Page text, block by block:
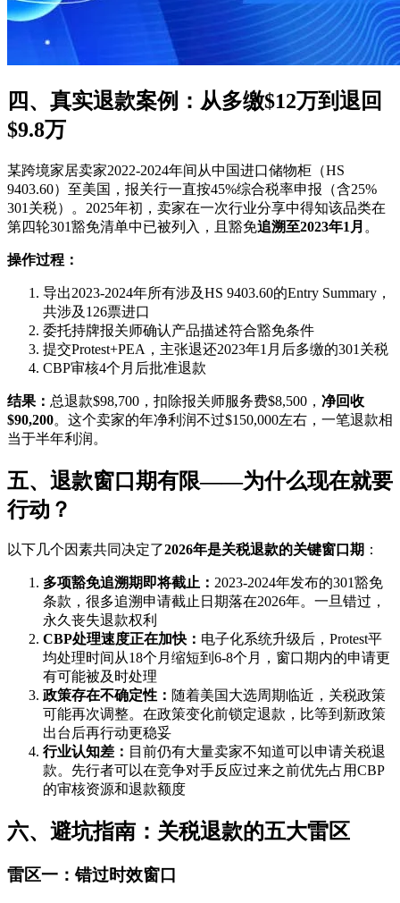
四、真实退款案例：从多缴$12万到退回
$9.8万
某跨境家居卖家2022-2024年间从中国进口储物柜（HS
9403.60）至美国，报关行一直按45%综合税率申报（含25%
301关税）。2025年初，卖家在一次行业分享中得知该品类在
第四轮301豁免清单中已被列入，且豁免追溯至2023年1月 。
操作过程：
导出2023-2024年所有涉及HS 9403.60的Entry Summary，
共涉及126票进口
委托持牌报关师确认产品描述符合豁免条件
提交Protest+PEA，主张退还2023年1月后多缴的301关税
CBP审核4个月后批准退款
结果： 总退款$98,700，扣除报关师服务费$8,500， 净回收
$90,200。这个卖家的年净利润不过$150,000左右，一笔退款相
当于半年利润。
五、退款窗口期有限——为什么现在就要
行动？
以下几个因素共同决定了2026年是关税退款的关键窗口期 ：
多项豁免追溯期即将截止： 2023-2024年发布的301豁免
条款，很多追溯申请截止日期落在2026年。一旦错过，
永久丧失退款权利
CBP处理速度正在加快： 电子化系统升级后，Protest平
均处理时间从18个月缩短到6-8个月，窗口期内的申请更
有可能被及时处理
政策存在不确定性： 随着美国大选周期临近，关税政策
可能再次调整。在政策变化前锁定退款，比等到新政策
出台后再行动更稳妥
行业认知差： 目前仍有大量卖家不知道可以申请关税退
款。先行者可以在竞争对手反应过来之前优先占用CBP
的审核资源和退款额度
六、避坑指南：关税退款的五大雷区
雷区一：错过时效窗口